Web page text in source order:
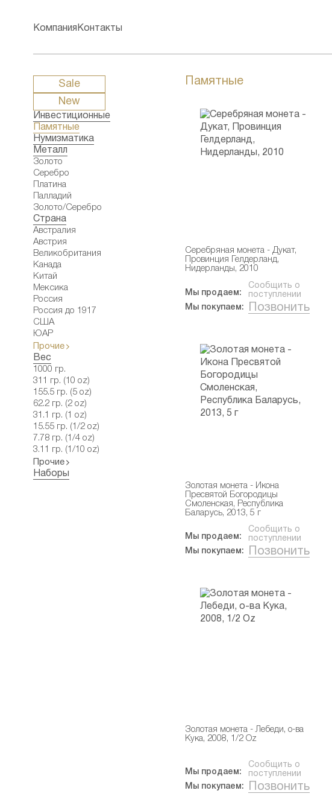
Компания Контакты
Sale
New
Инвестиционные
Памятные
Нумизматика
Металл
Золото
Серебро
Платина
Палладий
Золото/Серебро
Страна
Австралия
Австрия
Великобритания
Канада
Китай
Мексика
Россия
Россия до 1917
США
ЮАР
Прочие
Вес
1000 гр.
311 гр. (10 oz)
155.5 гр. (5 oz)
62.2 гр. (2 oz)
31.1 гр. (1 oz)
15.55 гр. (1/2 oz)
7.78 гр. (1/4 oz)
3.11 гр. (1/10 oz)
Прочие
Наборы
Памятные
Серебряная монета - Дукат,
Провинция Гелдерланд,
Нидерланды, 2010
Мы продаем:
Сообщить о
поступлении
Мы покупаем:
Позвонить
Золотая монета - Икона
Пресвятой Богородицы
Смоленская, Республика
Баларусь, 2013, 5 г
Мы продаем:
Сообщить о
поступлении
Мы покупаем:
Позвонить
Золотая монета - Лебеди, о-ва
Кука, 2008, 1/2 Oz
Мы продаем:
Сообщить о
поступлении
Мы покупаем:
Позвонить